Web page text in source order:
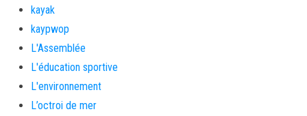
kayak
kaypwop
L'Assemblée
L'éducation sportive
L'environnement
L’octroi de mer